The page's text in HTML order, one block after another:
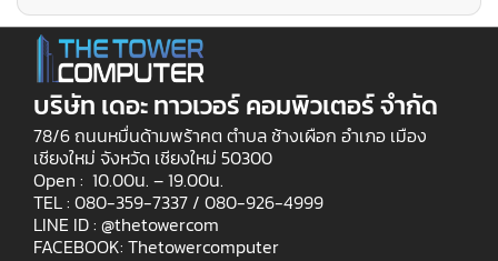
บริษัท เดอะ ทาวเวอร์ คอมพิวเตอร์ จำกัด
78/6 ถนนหมื่นด้ามพร้าคต ตำบล ช้างเผือก อำเภอ เมือง
เชียงใหม่ จังหวัด เชียงใหม่ 50300
Open : 10.00น. – 19.00น.
TEL : 080-359-7337 / 080-926-4999
LINE ID : @thetowercom
FACEBOOK: Thetowercomputer